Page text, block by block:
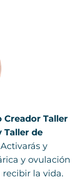
Creador Taller
Taller de
Activarás y
y ovulación
la vida.